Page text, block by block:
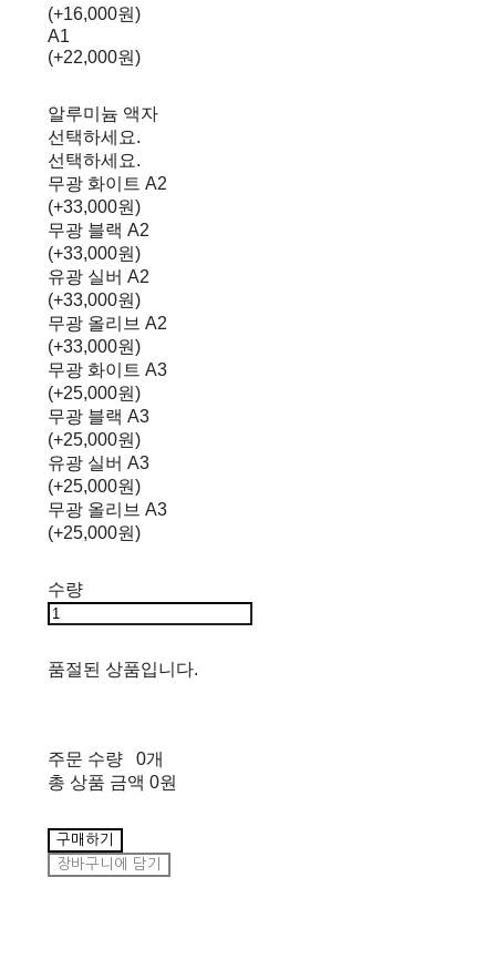
(+16,000원)
A1
(+22,000원)
알루미늄 액자
선택하세요.
선택하세요.
무광 화이트 A2
(+33,000원)
무광 블랙 A2
(+33,000원)
유광 실버 A2
(+33,000원)
무광 올리브 A2
(+33,000원)
무광 화이트 A3
(+25,000원)
무광 블랙 A3
(+25,000원)
유광 실버 A3
(+25,000원)
무광 올리브 A3
(+25,000원)
수량
품절된 상품입니다.
주문 수량
0개
총 상품 금액 0원
구매하기
장바구니에 담기